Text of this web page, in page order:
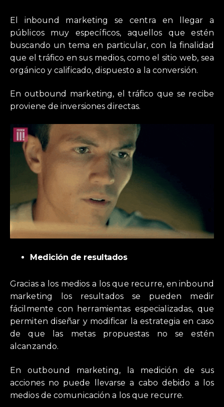
El inbound marketing se centra en llegar a
públicos muy específicos, aquellos que estén
buscando un tema en particular, con la finalidad
que el tráfico en sus medios, como el sitio web, sea
orgánico y calificado, dispuesto a la conversión.
En outbound marketing, el tráfico que se recibe
proviene de inversiones directas.
Medición de resultados
Gracias a los medios a los que recurre, en inbound
marketing los resultados se pueden medir
fácilmente con herramientas especializadas, que
permiten diseñar y modificar la estrategia en caso
de que las metas propuestas no se estén
alcanzando.
En outbound marketing, la medición de sus
acciones no puede llevarse a cabo debido a los
medios de comunicación a los que recurre.